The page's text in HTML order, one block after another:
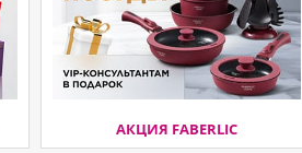
АКЦИЯ FABERLIC